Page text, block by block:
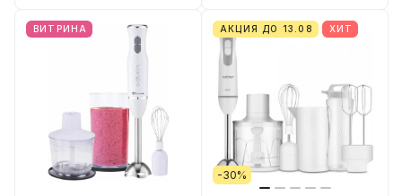
ВИТРИНА АКЦИЯ ДО 13.08 ХИТ
-30%